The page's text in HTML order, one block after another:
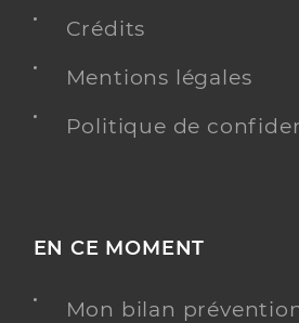
Crédits
Mentions légales
Politique de
EN CE MOMENT
Mon bilan